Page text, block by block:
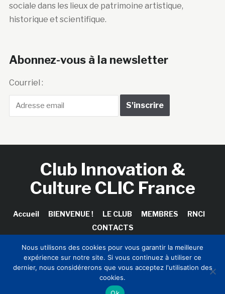
sociale dans les lieux de patrimoine artistique,
historique et scientifique.
Abonnez-vous à la newsletter
Courriel :
Club Innovation &
Culture CLIC France
Accueil BIENVENUE ! LE CLUB MEMBRES
RNCI
CONTACTS
Copyright © 2026 Club Innovation & Culture CLIC France /
Sinapses Conseils
Nous utilisons des cookies pour vous garantir la meilleure
expérience sur notre site. Si vous continuez à utiliser ce
dernier, nous considérerons que vous acceptez l'utilisation des
cookies.